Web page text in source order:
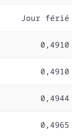
Jour férié
0,4910
0,4910
0,4944
0,4965